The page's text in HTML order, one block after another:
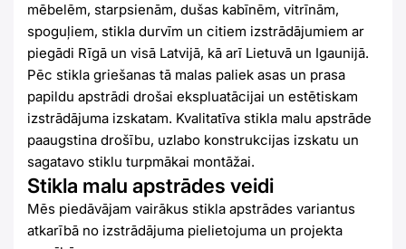
mēbelēm, starpsienām, dušas kabīnēm, vitrīnām,
spoguļiem, stikla durvīm un citiem izstrādājumiem ar
piegādi Rīgā un visā Latvijā, kā arī Lietuvā un Igaunijā.
Pēc stikla griešanas tā malas paliek asas un prasa
papildu apstrādi drošai ekspluatācijai un estētiskam
izstrādājuma izskatam. Kvalitatīva stikla malu apstrāde
paaugstina drošību, uzlabo konstrukcijas izskatu un
sagatavo stiklu turpmākai montāžai.
Stikla malu apstrādes veidi
Mēs piedāvājam vairākus stikla apstrādes variantus
atkarībā no izstrādājuma pielietojuma un projekta